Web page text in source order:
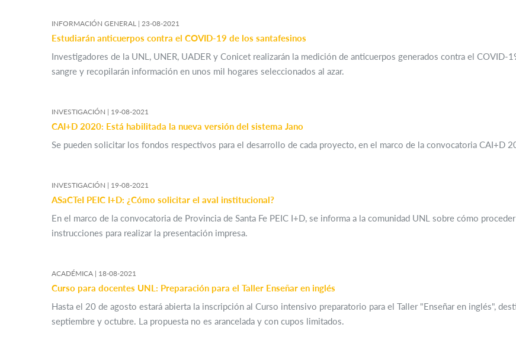
INFORMACIÓN GENERAL | 23-08-2021
Estudiarán anticuerpos contra el COVID-19 de los santafesinos
Investigadores de la UNL, UNER, UADER y Conicet realizarán la medición de anticuerpos generados contra el COVID-
sangre y recopilarán información en unos mil hogares seleccionados al azar.
INVESTIGACIÓN | 19-08-2021
CAI+D 2020: Está habilitada la nueva versión del sistema Jano
Se pueden solicitar los fondos respectivos para el desarrollo de cada proyecto, en el marco de la convocatoria CAI+D
INVESTIGACIÓN | 19-08-2021
ASaCTeI PEIC I+D: ¿Cómo solicitar el aval institucional?
En el marco de la convocatoria de Provincia de Santa Fe PEIC I+D, se informa a la comunidad UNL sobre cómo
instrucciones para realizar la presentación impresa.
ACADÉMICA | 18-08-2021
Curso para docentes UNL: Preparación para el Taller Enseñar en inglés
Hasta el 20 de agosto estará abierta la inscripción al Curso intensivo preparatorio para el Taller "Enseñar en inglés",
septiembre y octubre. La propuesta no es arancelada y con cupos limitados.